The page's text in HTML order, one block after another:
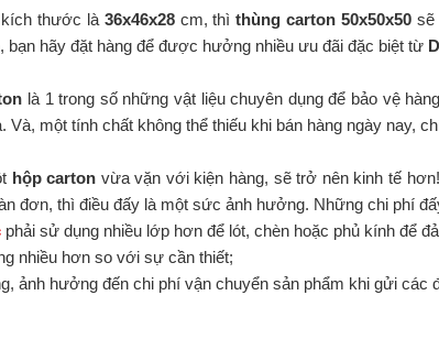
thước là 36x46x28 cm, thìthùng carton 50x50x50 sẽ
bạn hãy đặt hàng để được hưởng nhiều ưu đãi đặc biệt từ
là 1 trong số những vật liệu chuyên dụng để bảo vệ
Và, một tính chất không thể thiếu khi bán hàng ngày nay,
hộp carton vừa vặn với kiện hàng, sẽ trở nên kinh tế
đơn, thì điều đấy là một sức ảnh hưởng. Những chi phí
phải sử dụng nhiều lớp hơn để lót, chèn hoặc phủ kính để
nhiều hơn so với sự cần thiết;
ảnh hưởng đến chi phí vận chuyển sản phẩm khi gửi các